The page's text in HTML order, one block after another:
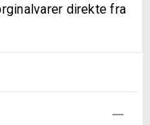
direkte fra